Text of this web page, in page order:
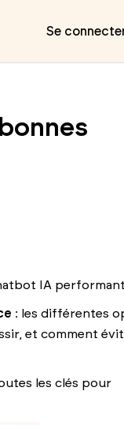
Se
IA
: les différentes
et comment
les clés pour